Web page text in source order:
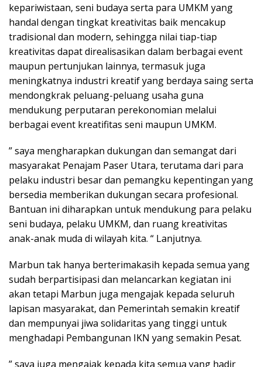
kepariwistaan, seni budaya serta para UMKM yang
handal dengan tingkat kreativitas baik mencakup
tradisional dan modern, sehingga nilai tiap-tiap
kreativitas dapat direalisasikan dalam berbagai event
maupun pertunjukan lainnya, termasuk juga
meningkatnya industri kreatif yang berdaya saing serta
mendongkrak peluang-peluang usaha guna
mendukung perputaran perekonomian melalui
berbagai event kreatifitas seni maupun UMKM.
” saya mengharapkan dukungan dan semangat dari
masyarakat Penajam Paser Utara, terutama dari para
pelaku industri besar dan pemangku kepentingan yang
bersedia memberikan dukungan secara profesional.
Bantuan ini diharapkan untuk mendukung para pelaku
seni budaya, pelaku UMKM, dan ruang kreativitas
anak-anak muda di wilayah kita. “ Lanjutnya.
Marbun tak hanya berterimakasih kepada semua yang
sudah berpartisipasi dan melancarkan kegiatan ini
akan tetapi Marbun juga mengajak kepada seluruh
lapisan masyarakat, dan Pemerintah semakin kreatif
dan mempunyai jiwa solidaritas yang tinggi untuk
menghadapi Pembangunan IKN yang semakin Pesat.
” saya juga mengajak kepada kita semua yang hadir